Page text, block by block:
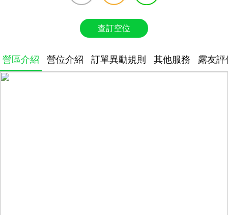
查訂空位
營區介紹 營位介紹 訂單異動規則 其他服務 露友評